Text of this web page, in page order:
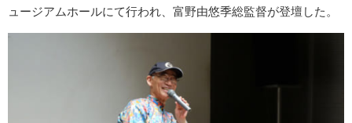
ュージアムホールにて行われ、富野由悠季総監督が登壇した。